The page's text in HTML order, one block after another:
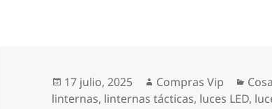
Publicado
el
17 julio, 2025 Autor
Compras Vip
linternas, linternas tácticas, luces LED,